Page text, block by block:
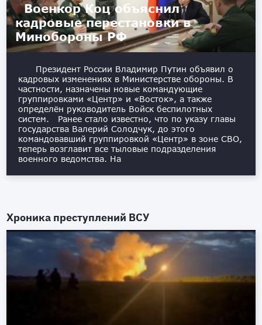
Военкор Коц объяснил
кадровые перестановки в
Минобороны РФ
Президент России Владимир Путин объявил о
кадровых изменениях в Министерстве обороны. В
частности, назначены новые командующие
группировками «Центр» и «Восток», а также
определён руководитель Войск беспилотных
систем. Ранее стало известно, что по указу главы
государства Валерий Солодчук, до этого
командовавший группировкой «Центр» в зоне СВО,
теперь возглавит все тыловые подразделения
военного ведомства. На
Хроника преступлений ВСУ